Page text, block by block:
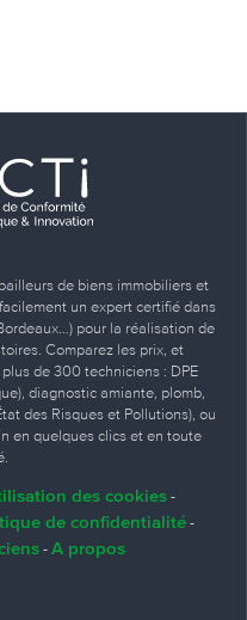
de biens immobiliers et
un expert certifié dans
pour la réalisation de
Comparez les prix, et
de 300 techniciens : DPE
diagnostic amiante, plomb,
des Risques et Pollutions), ou
en quelques clics et en toute
des cookies -
de confidentialité-
- A propos